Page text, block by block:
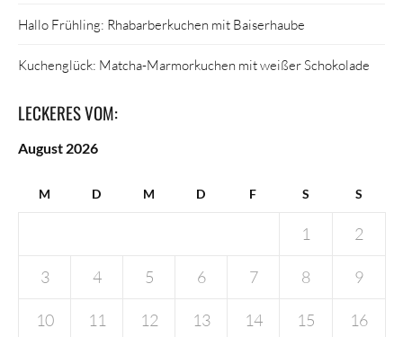
Hallo Frühling: Rhabarberkuchen mit Baiserhaube
Kuchenglück: Matcha-Marmorkuchen mit weißer Schokolade
LECKERES VOM:
August 2026
M D M D F S S
1 2
3 4 5 6 7 8 9
10 11 12 13 14 15 16